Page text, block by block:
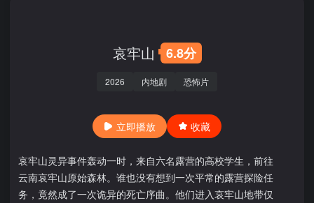
哀牢山 6.8分
2026 内地剧 恐怖片
立即播放 收藏
哀牢山灵异事件轰动一时，来自六名露营的高校学生，前往
云南哀牢山原始森林。谁也没有想到一次平常的露营探险任
务，竟然成了一次诡异的死亡序曲。他们进入哀牢山地带仅